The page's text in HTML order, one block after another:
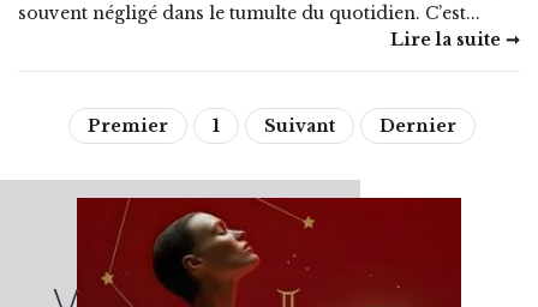
souvent négligé dans le tumulte du quotidien. C’est...
Lire la suite ➞
Premier 1 Suivant Dernier